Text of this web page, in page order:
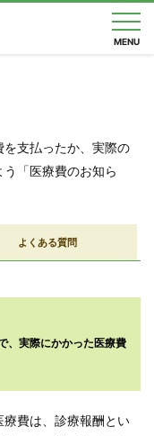
MENU
支払ったか、実際の
「医療費のお知ら
よくある質問
、実際にかかった医療費
費は、診療報酬とい